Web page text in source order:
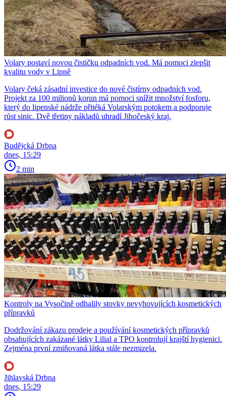
Volary postaví novou čističku odpadních vod. Má pomoci zlepšit
kvalitu vody v Lipně
Volary čeká zásadní investice do nové čistírny odpadních vod.
Projekt za 100 milionů korun má pomoci snížit množství fosforu,
který do lipenské nádrže přitéká Volarským potokem a podporuje
růst sinic. Dvě třetiny nákladů uhradí Jihočeský kraj.
Budějcká Drbna
dnes, 15:29
2 min
Kontroly na Vysočině odhalily stovky nevyhovujících kosmetických
přípravků
Dodržování zákazu prodeje a používání kosmetických přípravků
obsahujících zakázané látky Lilial a TPO kontrolují krajští hygienici.
Zejména první zmiňovaná látka stále nezmizela.
Jihlavská Drbna
dnes, 15:29